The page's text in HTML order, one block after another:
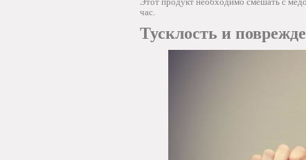
час.
Тусклость и